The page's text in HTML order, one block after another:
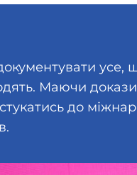
усе,
Маючи
до